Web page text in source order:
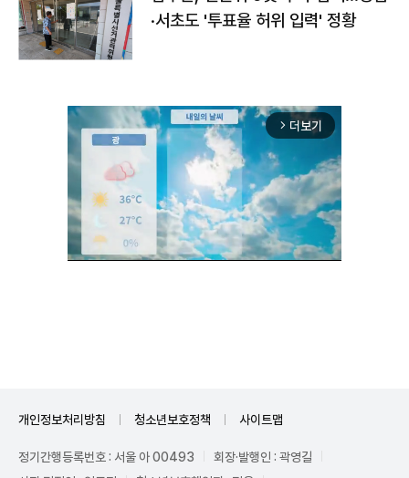
·서초도 '투표율 허위 입력' 정황
arrow_forward_ios 더보기
개인정보처리방침 청소년보호정책 사이트맵
정기간행등록번호 : 서울 아 00493
회장·발행인 : 곽영길